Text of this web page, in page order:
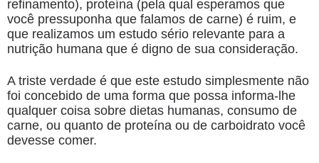
refinamento), proteína (pela qual esperamos que
você pressuponha que falamos de carne) é ruim, e
que realizamos um estudo sério relevante para a
nutrição humana que é digno de sua consideração.
A triste verdade é que este estudo simplesmente não
foi concebido de uma forma que possa informa-lhe
qualquer coisa sobre dietas humanas, consumo de
carne, ou quanto de proteína ou de carboidrato você
devesse comer.